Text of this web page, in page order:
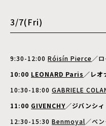
3/7(Fri)
9:30-12:00 Róisín Pierce／
10:00 LEONARD Paris ／レオ
10:30-18:00 GABRIELE
11:00 GIVENCHY／ジバンシィ
12:30-15:30 Benmoyal／ベ